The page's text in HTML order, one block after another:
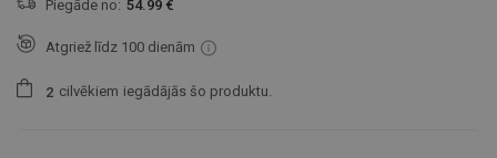
Piegāde no: 54.99 €
Atgriež līdz 100 dienām
2 cilvēkiem iegādājās šo produktu.